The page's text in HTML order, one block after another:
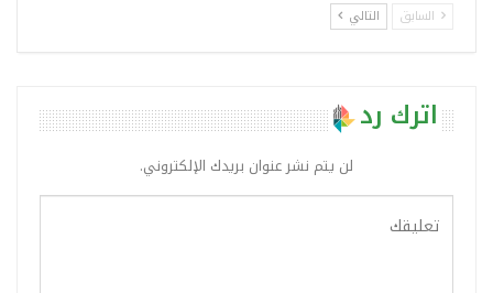
السابق التالي
اترك رد
لن يتم نشر عنوان بريدك الإلكتروني.